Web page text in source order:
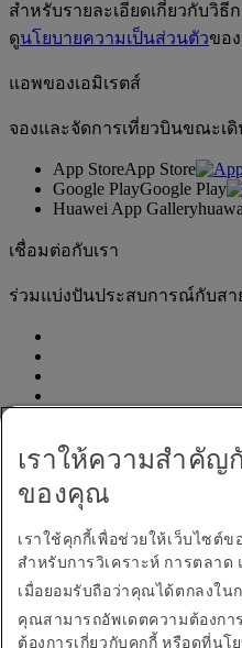
สำหรับรายละเอียดเกี่ยวกับวิ
ดูนโยบายความเป็นส่วนตัวของ
แอพของเอมิเรตส์
จองและจัดการเที่ยวบินขณะเดิ
App StoreApp Store
Google PlayGoogle Play
Huawei App Gallery
เชื่อมต่อกับเรา
ร่วมแบ่งปันประสบการณ์กับสา
ประกาศการเข้าใช้งาน
ติดต่อเรา
นโยบายความเป็นส่วนตัว
เงื่อนไขและข้อกำหนด
นโยบายเกี่ยวกับคุกกี้
ความปลอดภัยทางไซเบอร์
เราให้ความสำคั
ของคุณ
เราใช้คุกกี้เพื่อช่วยให้เว็บไซต์ข
สำหรับการวิเคราะห์ การตลา
เมื่อยอมรับถือว่าคุณได้ตกลงใน
คุณสามารถอัพเดตความต้องก
ต้องการเกี่ยวกับคุกกี้ หรือดูที่นโ